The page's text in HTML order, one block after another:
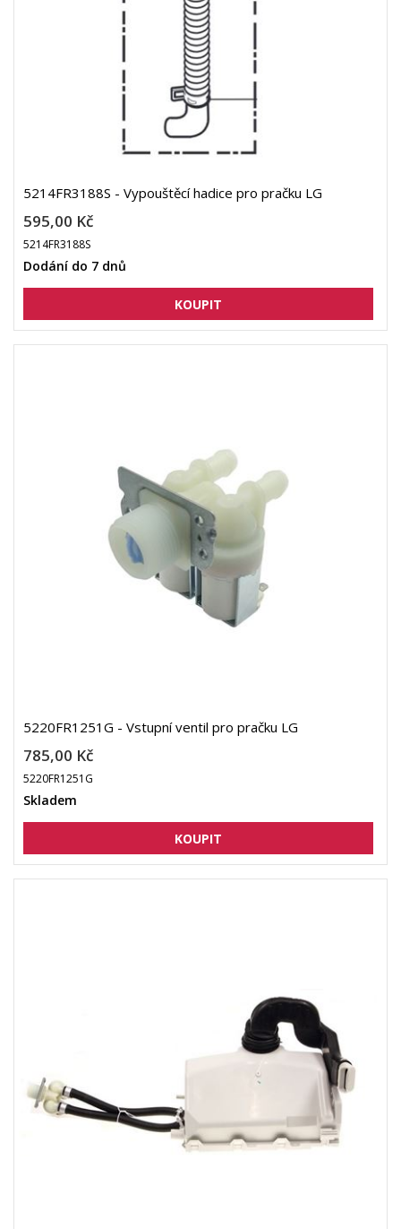
5214FR3188S - Vypouštěcí hadice pro pračku LG
595,00 Kč
5214FR3188S
Dodání do 7 dnů
5220FR1251G - Vstupní ventil pro pračku LG
785,00 Kč
5220FR1251G
Skladem